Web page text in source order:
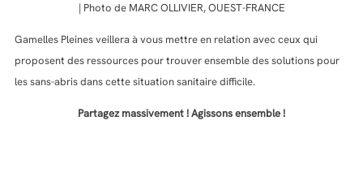
| Photo de MARC OLLIVIER, OUEST-FRANCE
Gamelles Pleines veillera à vous mettre en relation avec ceux qui
proposent des ressources pour trouver ensemble des solutions pour
les sans-abris dans cette situation sanitaire difficile.
Partagez massivement ! Agissons ensemble !